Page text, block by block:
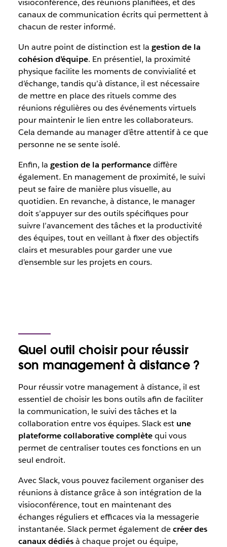
visioconférence, des réunions planifiées, et des
canaux de communication écrits qui permettent à
chacun de rester informé.
Un autre point de distinction est la gestion de la
cohésion d’équipe. En présentiel, la proximité
physique facilite les moments de convivialité et
d’échange, tandis qu’à distance, il est nécessaire
de mettre en place des rituels comme des
réunions régulières ou des événements virtuels
pour maintenir le lien entre les collaborateurs.
Cela demande au manager d’être attentif à ce que
personne ne se sente isolé.
Enfin, la gestion de la performancediffère
également. En management de proximité, le suivi
peut se faire de manière plus visuelle, au
quotidien. En revanche, à distance, le manager
doit s’appuyer sur des outils spécifiques pour
suivre l’avancement des tâches et la productivité
des équipes, tout en veillant à fixer des objectifs
clairs et mesurables pour garder une vue
d’ensemble sur les projets en cours.
Quel outil choisir pour réussir
son management à distance ?
Pour réussir votre management à distance, il est
essentiel de choisir les bons outils afin de faciliter
la communication, le suivi des tâches et la
collaboration entre vos équipes. Slack est une
plateforme collaborative complètequi vous
permet de centraliser toutes ces fonctions en un
seul endroit.
Avec Slack, vous pouvez facilement organiser des
réunions à distance grâce à son intégration de la
visioconférence, tout en maintenant des
échanges réguliers et efficaces via la messagerie
instantanée. Slack permet également decréer des
canaux dédiésà chaque projet ou équipe,